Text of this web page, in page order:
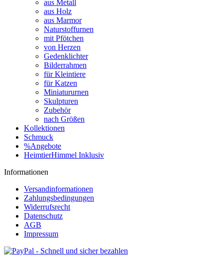
aus Metall
aus Holz
aus Marmor
Naturstoffurnen
mit Pfötchen
von Herzen
Gedenklichter
Bilderrahmen
für Kleintiere
für Katzen
Miniatururnen
Skulpturen
Zubehör
nach Größen
Kollektionen
Schmuck
%Angebote
HeimtierHimmel Inklusiv
Informationen
Versandinformationen
Zahlungsbedingungen
Widerrufsrecht
Datenschutz
AGB
Impressum